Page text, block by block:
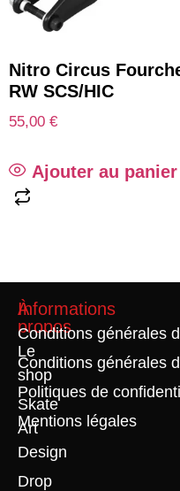
Nitro Circus
RW SCS/HIC
55,00 €
Ajouter au panier
À
propos
Le
shop
Skate
Art
Design
Drop
Informations
Conditions générales
Conditions générales
Politiques de
Mentions légales